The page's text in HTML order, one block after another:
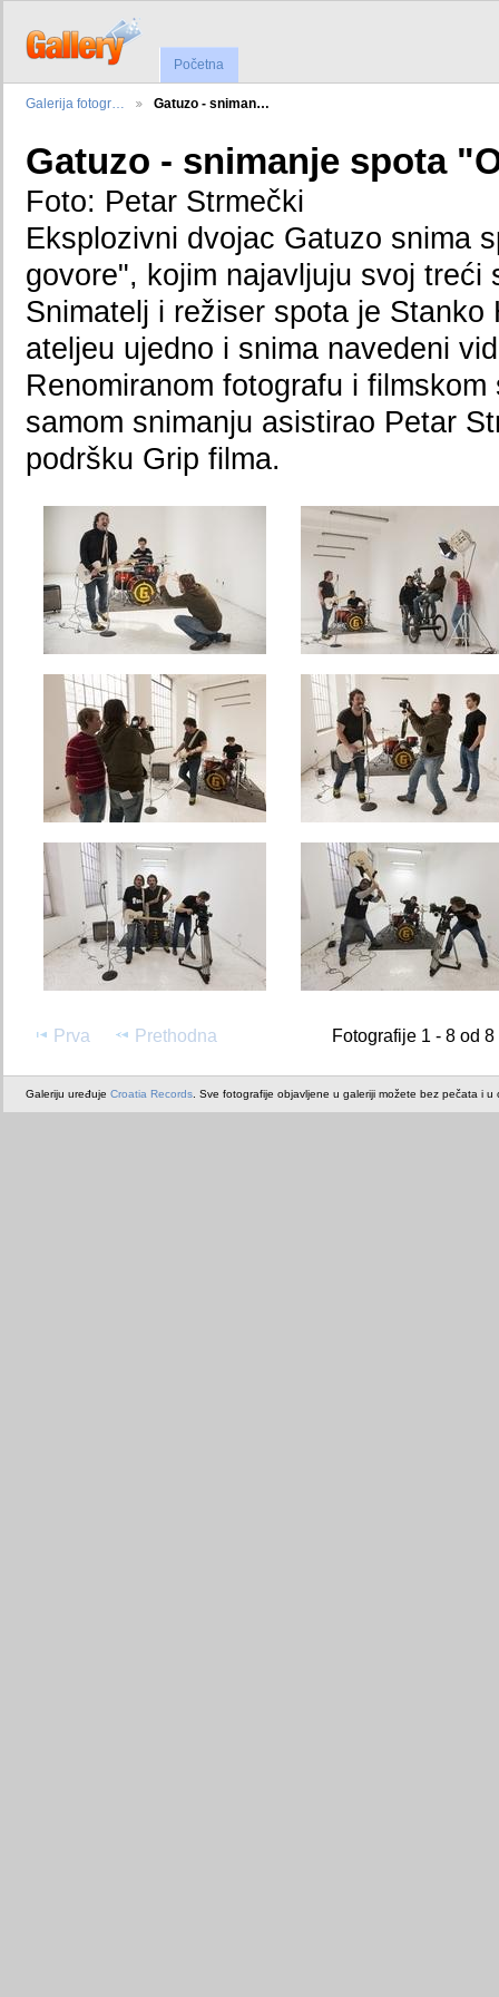
Početna
Galerija fotogr… Gatuzo - sniman…
Gatuzo - snimanje spota
Foto: Petar Strmečki
Eksplozivni dvojac Gatuzo snima
govore", kojim najavljuju svoj treći
Snimatelj i režiser spota je Stanko
ateljeu ujedno i snima navedeni
Renomiranom fotografu i filmskom
samom snimanju asistirao Petar
podršku Grip filma.
Prva Prethodna Fotografije 1 - 8 od 8
Galeriju uređuje Croatia Records . Sve fotografije objavljene u galeriji možete bez pečata i